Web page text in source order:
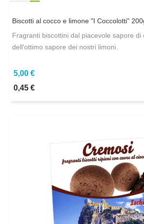
Biscotti al cocco e limone "I Coccolotti"
Fragranti biscottini dal piacevole sapore di
dell'ottimo sapore dei nostri limoni.
5,00 €
0,45 €